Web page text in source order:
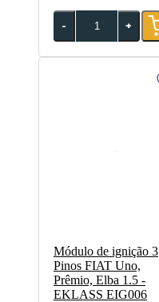
- +
Módulo de ignição 3
Pinos FIAT Uno,
Prêmio, Elba 1.5 -
EKLASS EIG006